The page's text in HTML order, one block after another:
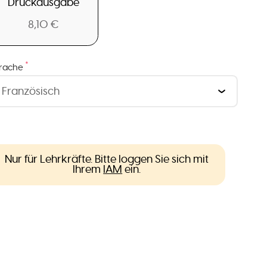
8,10 €
*
Nur für Lehrkräfte. Bitte loggen Sie sich mit
Ihrem IAM ein.